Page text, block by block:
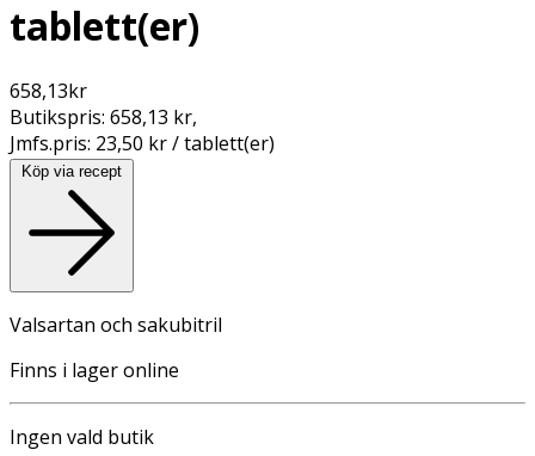
tablett(er)
658,13kr
Butikspris: 658,13 kr,
Jmfs.pris: 23,50 kr / tablett(er)
Köp via recept
Valsartan och sakubitril
Finns i lager online
Ingen vald butik